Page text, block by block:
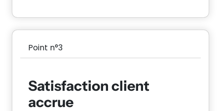
Point n°3
Satisfaction client
accrue